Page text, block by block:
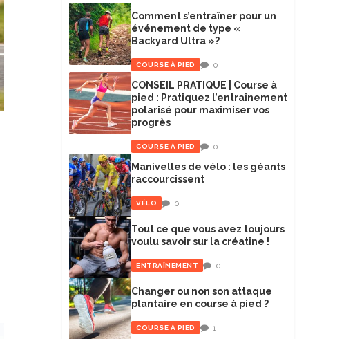
Comment s’entraîner pour un
événement de type «
Backyard Ultra »?
COURSE À PIED 0
CONSEIL PRATIQUE | Course à
pied : Pratiquez l’entraînement
polarisé pour maximiser vos
progrès
COURSE À PIED 0
Manivelles de vélo : les géants
raccourcissent
VÉLO 0
Tout ce que vous avez toujours
voulu savoir sur la créatine !
ENTRAÎNEMENT 0
Changer ou non son attaque
plantaire en course à pied ?
COURSE À PIED 1